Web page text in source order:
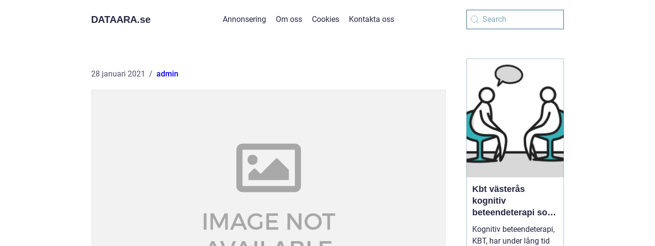
DATAARA.se Annonsering Om oss Cookies Kontakta oss
28 januari 2021 admin
Kbt västerås
kognitiv
beteendeterapi som
skapar hållbar
förändring
Kognitiv beteendeterapi,
KBT, har under lång tid